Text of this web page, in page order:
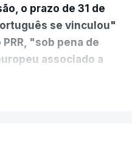
o prazo de 31 de
se vinculou"
"sob pena de
associado a
justo e transparente".